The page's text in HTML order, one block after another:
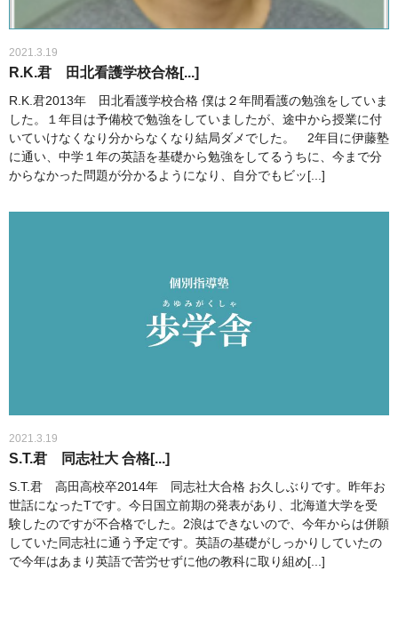
2021.3.19
R.K.君 田北看護学校合格[...]
R.K.君2013年 田北看護学校合格 僕は２年間看護の勉強をしていま
した。１年目は予備校で勉強をしていましたが、途中から授業に付
いていけなくなり分からなくなり結局ダメでした。 2年目に伊藤塾
に通い、中学１年の英語を基礎から勉強をしてるうちに、今まで分
からなかった問題が分かるようになり、自分でもビッ[...]
2021.3.19
S.T.君 同志社大 合格[...]
S.T.君 高田高校卒2014年 同志社大合格 お久しぶりです。昨年お
世話になったTです。今日国立前期の発表があり、北海道大学を受
験したのですが不合格でした。2浪はできないので、今年からは併願
していた同志社に通う予定です。英語の基礎がしっかりしていたの
で今年はあまり英語で苦労せずに他の教科に取り組め[...]